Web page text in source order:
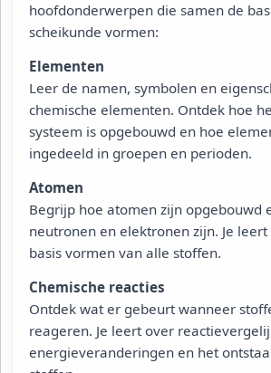
hoofdonderwerpen die samen de
scheikunde vormen:
Elementen
Leer de namen, symbolen en
chemische elementen. Ontdek hoe
systeem is opgebouwd en hoe
ingedeeld in groepen en perioden.
Atomen
Begrijp hoe atomen zijn opgebouwd
neutronen en elektronen zijn. Je
basis vormen van alle stoffen.
Chemische reacties
Ontdek wat er gebeurt wanneer
reageren. Je leert over
energieveranderingen en het